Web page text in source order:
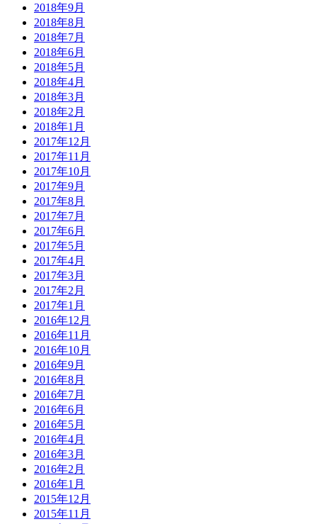
2018年9月
2018年8月
2018年7月
2018年6月
2018年5月
2018年4月
2018年3月
2018年2月
2018年1月
2017年12月
2017年11月
2017年10月
2017年9月
2017年8月
2017年7月
2017年6月
2017年5月
2017年4月
2017年3月
2017年2月
2017年1月
2016年12月
2016年11月
2016年10月
2016年9月
2016年8月
2016年7月
2016年6月
2016年5月
2016年4月
2016年3月
2016年2月
2016年1月
2015年12月
2015年11月